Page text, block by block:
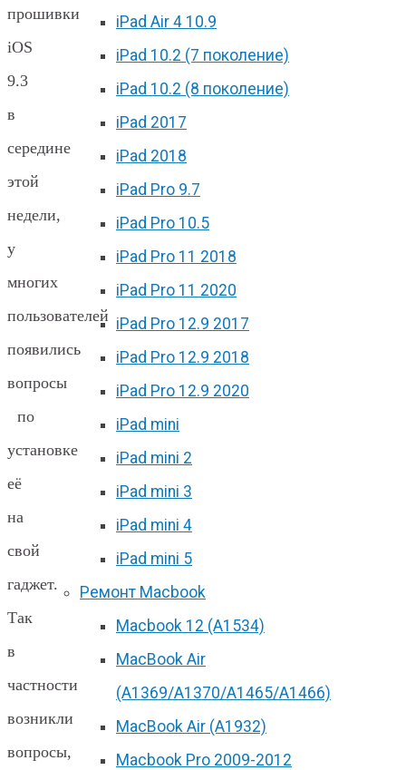
iPad Air 4 10.9
iPad 10.2 (7 поколение)
iPad 10.2 (8 поколение)
iPad 2017
iPad 2018
iPad Pro 9.7
iPad Pro 10.5
iPad Pro 11 2018
iPad Pro 11 2020
iPad Pro 12.9 2017
iPad Pro 12.9 2018
iPad Pro 12.9 2020
iPad mini
iPad mini 2
iPad mini 3
iPad mini 4
iPad mini 5
Ремонт Macbook
Macbook 12 (А1534)
MacBook Air
(A1369/A1370/A1465/A1466)
MacBook Air (A1932)
Macbook Pro 2009-2012
прошивки
iOS
9.3
в
середине
этой
недели,
у
многих
пользователей
появились
вопросы
по
установке
её
на
свой
гаджет.
Так
в
частности
возникли
вопросы,